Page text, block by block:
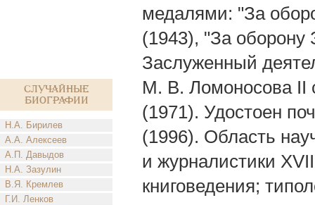
Случайные
биографии
Н.А. Бирилев
А.А. Алексеев
А.П. Давыдов
Н.А. Зазулин
В.Я. Кремлев
Г.И. Ленков
медалями: "За
(1943), "За оборону
Заслуженный
М. В. Ломоносова II
(1971). Удостоен
(1996). Область
и журналистики
книговедения;